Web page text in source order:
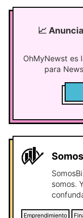
📈
OhMyNewst es
para
somos.
dinero,
Emprendimiento